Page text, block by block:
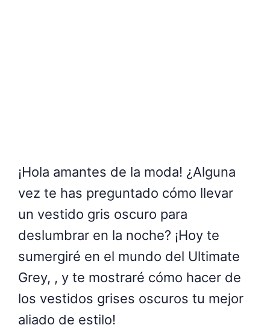
¡Hola amantes de la moda! ¿Alguna
vez te has preguntado cómo llevar
un vestido gris oscuro para
deslumbrar en la noche? ¡Hoy te
sumergiré en el mundo del Ultimate
Grey, , y te mostraré cómo hacer de
los vestidos grises oscuros tu mejor
aliado de estilo!